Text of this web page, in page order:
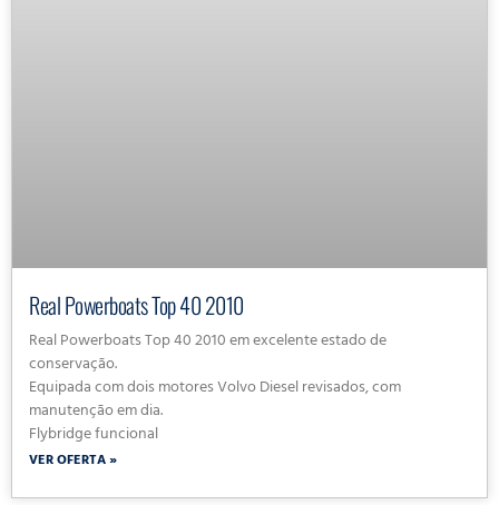
Real Powerboats Top 40 2010
Real Powerboats Top 40 2010 em excelente estado de
conservação.
Equipada com dois motores Volvo Diesel revisados, com
manutenção em dia.
Flybridge funcional
VER OFERTA »